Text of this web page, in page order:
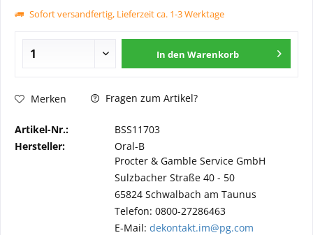
Sofort versandfertig, Lieferzeit ca. 1-3 Werktage
In den Warenkorb
Merken Fragen zum Artikel?
Artikel-Nr.:
BSS11703
Hersteller:
Oral-B
Procter & Gamble Service GmbH
Sulzbacher Straße 40 - 50
65824 Schwalbach am Taunus
Telefon: 0800-27286463
E-Mail: dekontakt.im@pg.com